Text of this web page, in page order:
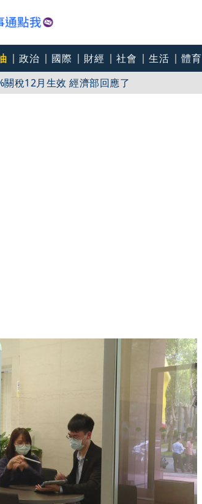
政治 國際 財經 社會 生活 體育
川普又出招！多晶矽產品課15%關稅12月生效 經濟部回應了
向西「略增強」北台雨漸增